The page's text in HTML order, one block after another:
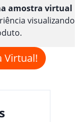
amostra virtual
visualizando
Virtual!